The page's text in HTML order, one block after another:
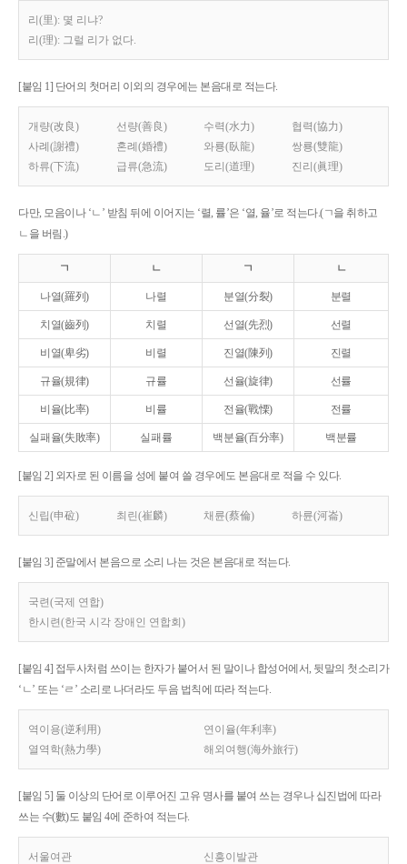
리(里): 몇 리냐?
리(理): 그럴 리가 없다.
[붙임 1] 단어의 첫머리 이외의 경우에는 본음대로 적는다.
개량(改良) 선량(善良) 수력(水力)
협력(協力)
사례(謝禮)
혼례(婚禮) 와룡(臥龍)
쌍룡(雙龍)
하류(下流)
급류(急流) 도리(道理) 진리(眞理)
다만, 모음이나 ‘ㄴ’ 받침 뒤에 이어지는 ‘렬, 률’은 ‘열, 율’로 적는다.(ㄱ을 취하고
ㄴ을 버림.)
ㄱ ㄴ ㄱ ㄴ
나열(羅列) 나렬 분열(分裂) 분렬
치열(齒列) 치렬 선열(先烈) 선렬
비열(卑劣) 비렬 진열(陳列) 진렬
규율(規律) 규률 선율(旋律) 선률
비율(比率) 비률 전율(戰慄) 전률
실패율(失敗率) 실패률 백분율(百分率) 백분률
[붙임 2] 외자로 된 이름을 성에 붙여 쓸 경우에도 본음대로 적을 수 있다.
신립(申砬) 최린(崔麟) 채륜(蔡倫) 하륜(河崙)
[붙임 3] 준말에서 본음으로 소리 나는 것은 본음대로 적는다.
국련(국제 연합)
한시련(한국 시각 장애인 연합회)
[붙임 4] 접두사처럼 쓰이는 한자가 붙어서 된 말이나 합성어에서, 뒷말의 첫소리가
‘ㄴ’ 또는 ‘ㄹ’ 소리로 나더라도 두음 법칙에 따라 적는다.
역이용(逆利用)
연이율(年利率)
열역학(熱力學)
해외여행(海外旅行)
[붙임 5] 둘 이상의 단어로 이루어진 고유 명사를 붙여 쓰는 경우나 십진법에 따라
쓰는 수(數)도 붙임 4에 준하여 적는다.
서울여관 신흥이발관